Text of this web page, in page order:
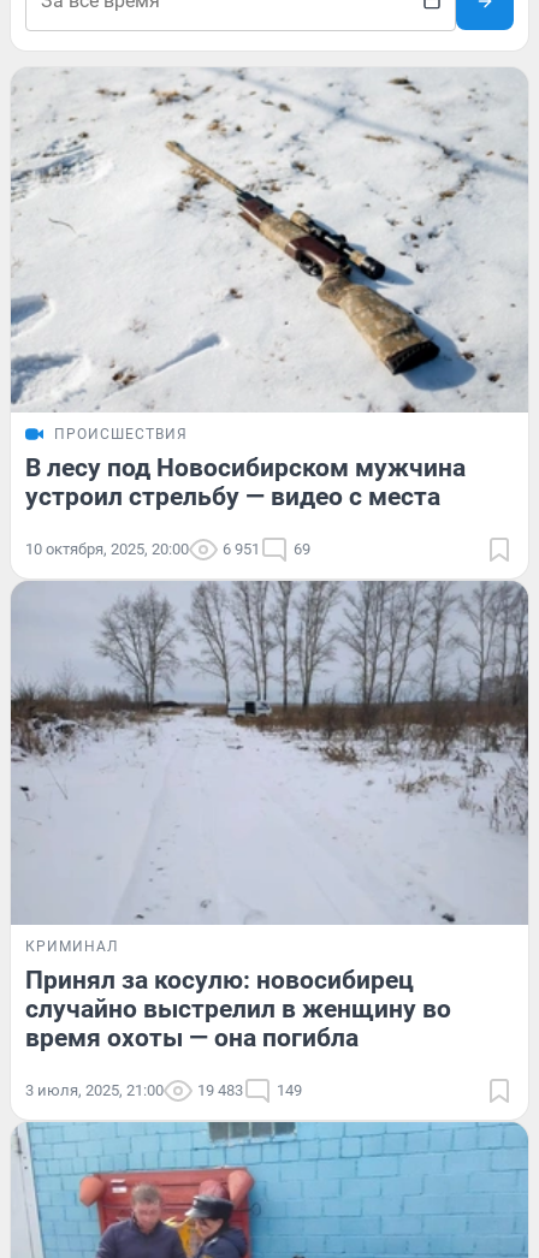
ПРОИСШЕСТВИЯ
В лесу под Новосибирском мужчина
устроил стрельбу — видео с места
10 октября, 2025, 20:00 6 951 69
КРИМИНАЛ
Принял за косулю: новосибирец
случайно выстрелил в женщину во
время охоты — она погибла
3 июля, 2025, 21:00 19 483 149